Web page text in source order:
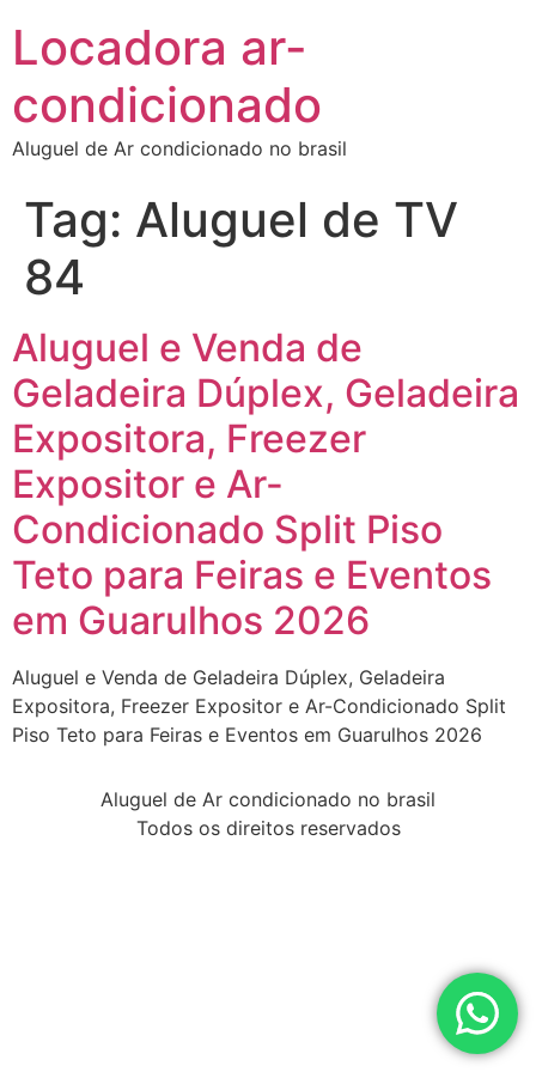
Locadora ar-
condicionado
Aluguel de Ar condicionado no brasil
Tag: Aluguel de TV
84
Aluguel e Venda de
Geladeira Dúplex, Geladeira
Expositora, Freezer
Expositor e Ar-
Condicionado Split Piso
Teto para Feiras e Eventos
em Guarulhos 2026
Aluguel e Venda de Geladeira Dúplex, Geladeira
Expositora, Freezer Expositor e Ar-Condicionado Split
Piso Teto para Feiras e Eventos em Guarulhos 2026
Aluguel de Ar condicionado no brasil
Todos os direitos reservados